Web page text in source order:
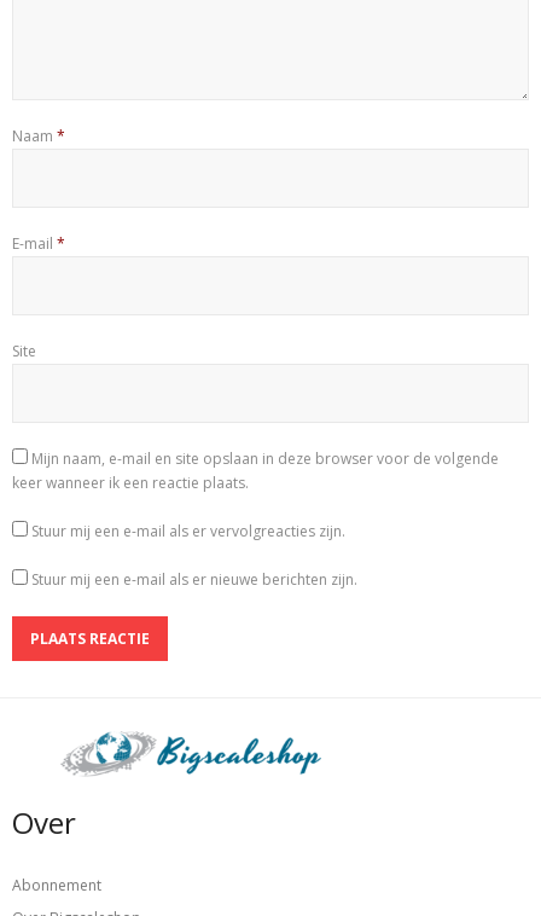
Naam *
E-mail *
Site
Mijn naam, e-mail en site opslaan in deze browser voor de volgende
keer wanneer ik een reactie plaats.
Stuur mij een e-mail als er vervolgreacties zijn.
Stuur mij een e-mail als er nieuwe berichten zijn.
Over
Abonnement